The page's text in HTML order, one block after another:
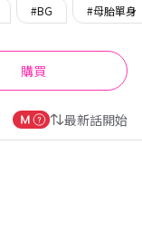
#BG #母胎單身
購買
最新話開始